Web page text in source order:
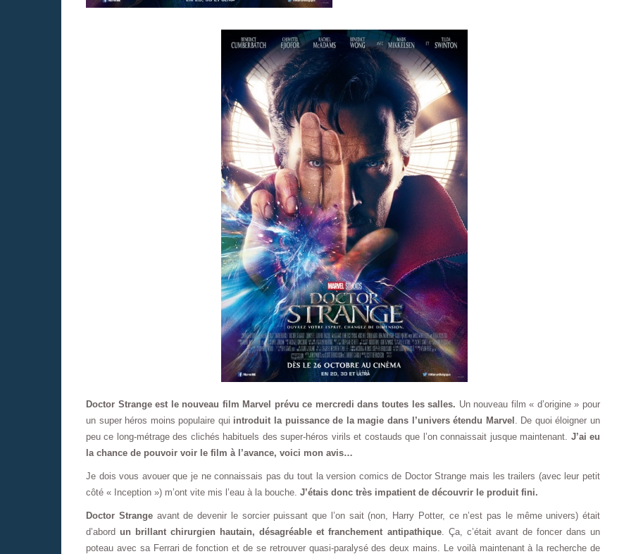
Doctor Strange est le nouveau film Marvel prévu ce mercredi dans toutes les salles. Un nouveau film « d’origine » pour
un super héros moins populaire qui introduit la puissance de la magie dans l’univers étendu Marvel . De quoi éloigner un
peu ce long-métrage des clichés habituels des super-héros virils et costauds que l’on connaissait jusque maintenant. J’ai eu
la chance de pouvoir voir le film à l’avance, voici mon avis…
Je dois vous avouer que je ne connaissais pas du tout la version comics de Doctor Strange mais les trailers (avec leur petit
côté « Inception ») m’ont vite mis l’eau à la bouche. J’étais donc très impatient de découvrir le produit fini.
Doctor Strangeavant de devenir le sorcier puissant que l’on sait (non, Harry Potter, ce n’est pas le même univers) était
d’abordun brillant chirurgien hautain, désagréable et franchement antipathique. Ça, c’était avant de foncer dans un
poteau avec sa Ferrari de fonction et de se retrouver quasi-paralysé des deux mains. Le voilà maintenant à la recherche de